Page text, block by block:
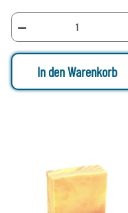
In den Warenkorb